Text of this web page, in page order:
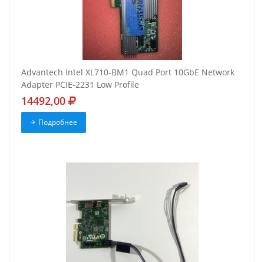
Advantech Intel XL710-BM1 Quad Port 10GbE Network
Adapter PCIE-2231 Low Profile
14492,00
Подробнее